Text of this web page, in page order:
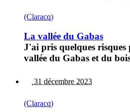
(Claracq)
La vallée du Gabas
J'ai pris quelques risques
vallée du Gabas et du
31 décembre 2023
(Claracq)